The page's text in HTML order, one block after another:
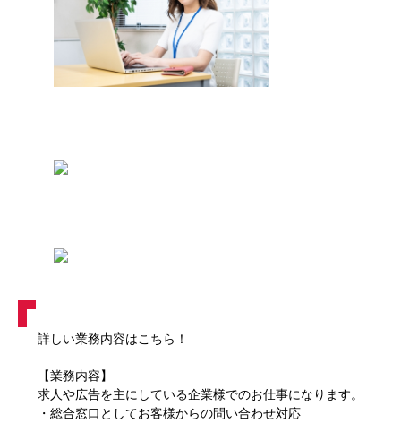
詳しい業務内容はこちら！
【業務内容】
求人や広告を主にしている企業様でのお仕事になります。
・総合窓口としてお客様からの問い合わせ対応